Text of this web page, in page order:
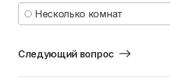
Несколько комнат
Следующий вопрос